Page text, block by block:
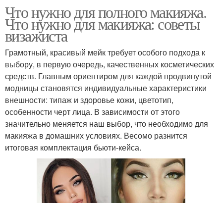
Что нужно для полного макияжа.
Что нужно для макияжа: советы
визажиста
Грамотный, красивый мейк требует особого подхода к
выбору, в первую очередь, качественных косметических
средств. Главным ориентиром для каждой продвинутой
модницы становятся индивидуальные характеристики
внешности: типаж и здоровье кожи, цветотип,
особенности черт лица. В зависимости от этого
значительно меняется наш выбор, что необходимо для
макияжа в домашних условиях. Весомо разнится
итоговая комплектация бьюти-кейса.